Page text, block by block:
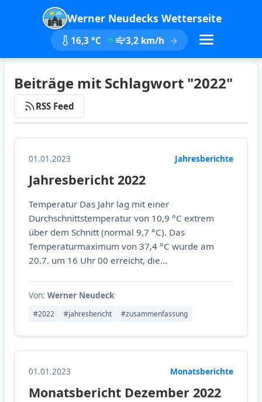
Werner Neudecks Wetterseite
16,3 °C 3,2 km/h
Beiträge mit Schlagwort "2022"
RSS Feed
01.01.2023 Jahresberichte
Jahresbericht 2022
Temperatur Das Jahr lag mit einer
Durchschnittstemperatur von 10,9 °C extrem
über dem Schnitt (normal 9,7 °C). Das
Temperaturmaximum von 37,4 °C wurde am
20.7. um 16 Uhr 00 erreicht, die...
Von: Werner Neudeck
#2022 #jahresbericht #zusammenfassung
01.01.2023 Monatsberichte
Monatsbericht Dezember 2022